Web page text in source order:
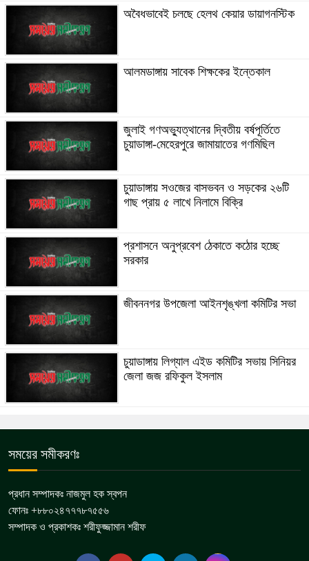
অবৈধভাবেই চলছে হেলথ কেয়ার ডায়াগনস্টিক
আলমডাঙ্গায় সাবেক শিক্ষকের ইন্তেকাল
জুলাই গণঅভ্যুত্থানের দ্বিতীয় বর্ষপূর্তিতে
চুয়াডাঙ্গা-মেহেরপুরে জামায়াতের গণমিছিল
চুয়াডাঙ্গায় সওজের বাসভবন ও সড়কের ২৬টি
গাছ প্রায় ৫ লাখে নিলামে বিক্রি
প্রশাসনে অনুপ্রবেশ ঠেকাতে কঠোর হচ্ছে
সরকার
জীবননগর উপজেলা আইনশৃঙ্খলা কমিটির সভা
চুয়াডাঙ্গায় লিগ্যাল এইড কমিটির সভায় সিনিয়র
জেলা জজ রফিকুল ইসলাম
সময়ের সমীকরণঃ
প্রধান সম্পাদকঃ নাজমুল হক স্বপন
ফোনঃ +৮৮০২৪৭৭৭৮৭৫৫৬
সম্পাদক ও প্রকাশকঃ শরীফুজ্জামান শরীফ